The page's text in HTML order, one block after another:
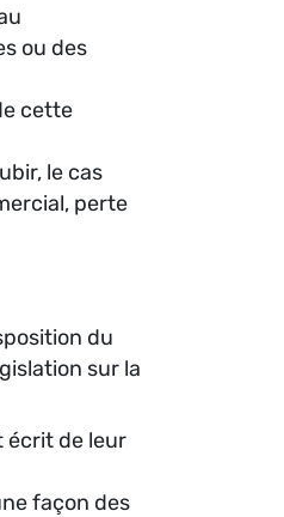
ou des
cette
le cas
perte
du
sur la
écrit de leur
façon des